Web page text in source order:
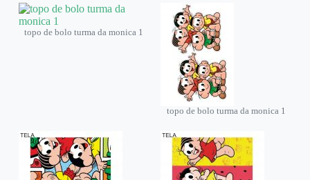
topo de bolo turma da monica 1
topo de bolo turma da monica 1